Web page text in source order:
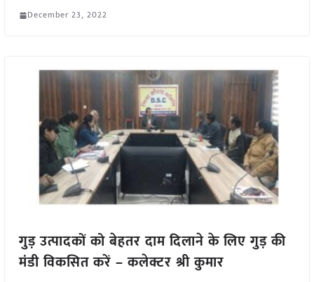
December 23, 2022
गुड़ उत्पादकों को बेहतर दाम दिलाने के लिए गुड़ की
मंडी विकसित करें – कलेक्टर श्री कुमार